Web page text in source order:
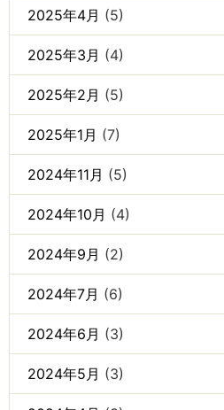
2025年4月 (5)
2025年3月 (4)
2025年2月 (5)
2025年1月 (7)
2024年11月 (5)
2024年10月 (4)
2024年9月 (2)
2024年7月 (6)
2024年6月 (3)
2024年5月 (3)